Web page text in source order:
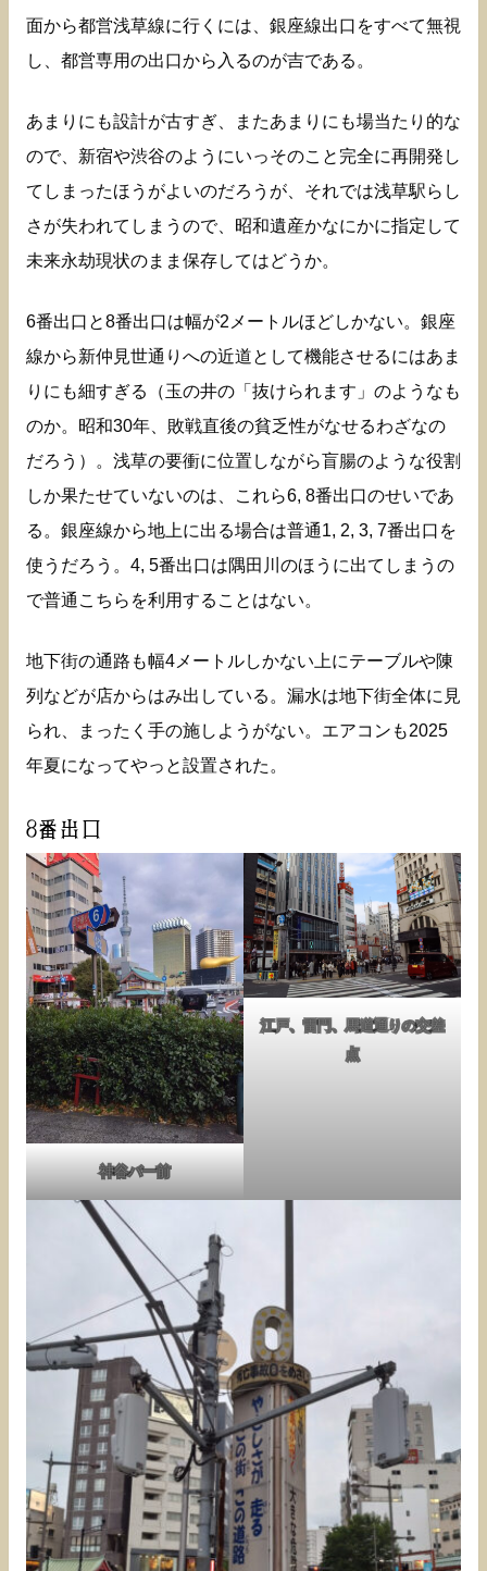
面から都営浅草線に行くには、銀座線出口をすべて無視
し、都営専用の出口から入るのが吉である。
あまりにも設計が古すぎ、またあまりにも場当たり的な
ので、新宿や渋谷のようにいっそのこと完全に再開発し
てしまったほうがよいのだろうが、それでは浅草駅らし
さが失われてしまうので、昭和遺産かなにかに指定して
未来永劫現状のまま保存してはどうか。
6番出口と8番出口は幅が2メートルほどしかない。銀座
線から新仲見世通りへの近道として機能させるにはあま
りにも細すぎる（玉の井の「抜けられます」のようなも
のか。昭和30年、敗戦直後の貧乏性がなせるわざなの
だろう）。浅草の要衝に位置しながら盲腸のような役割
しか果たせていないのは、これら6, 8番出口のせいであ
る。銀座線から地上に出る場合は普通1, 2, 3, 7番出口を
使うだろう。4, 5番出口は隅田川のほうに出てしまうの
で普通こちらを利用することはない。
地下街の通路も幅4メートルしかない上にテーブルや陳
列などが店からはみ出している。漏水は地下街全体に見
られ、まったく手の施しようがない。エアコンも2025
年夏になってやっと設置された。
8番出口
神谷バー前
江戸、雷門、馬道通りの交差
点